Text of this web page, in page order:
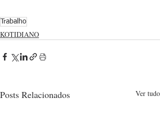
Trabalho
KOTIDIANO
Posts Relacionados Ver tudo